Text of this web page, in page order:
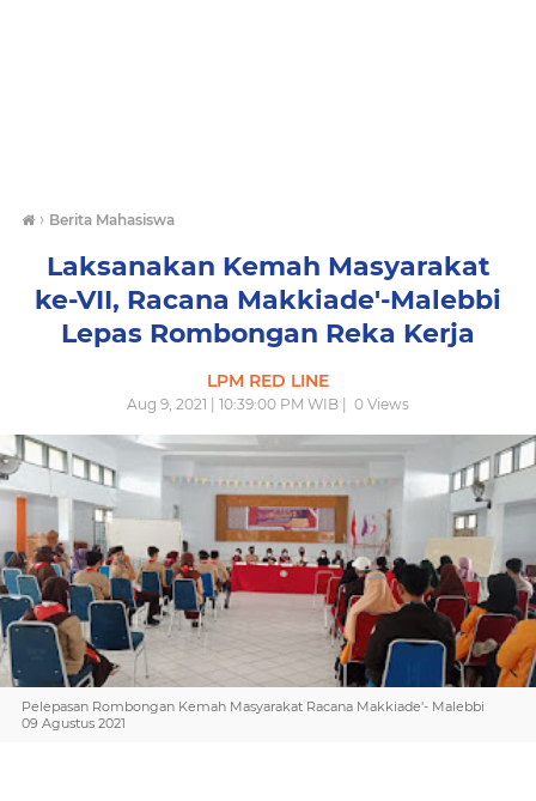
› Berita Mahasiswa
Laksanakan Kemah Masyarakat
ke-VII, Racana Makkiade'-Malebbi
Lepas Rombongan Reka Kerja
LPM RED LINE
Aug 9, 2021 | 10:39:00 PM WIB | 0 Views
Pelepasan Rombongan Kemah Masyarakat Racana Makkiade'- Malebbi
09 Agustus 2021